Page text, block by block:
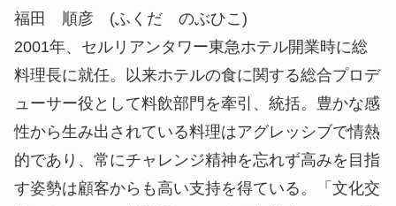
福田 順彦 (ふくだ のぶひこ)
2001年、セルリアンタワー東急ホテル開業時に総
料理長に就任。以来ホテルの食に関する総合プロデ
ューサー役として料飲部門を牽引、統括。豊かな感
性から生み出されている料理はアグレッシブで情熱
的であり、常にチャレンジ精神を忘れず高みを目指
す姿勢は顧客からも高い支持を得ている。「文化交